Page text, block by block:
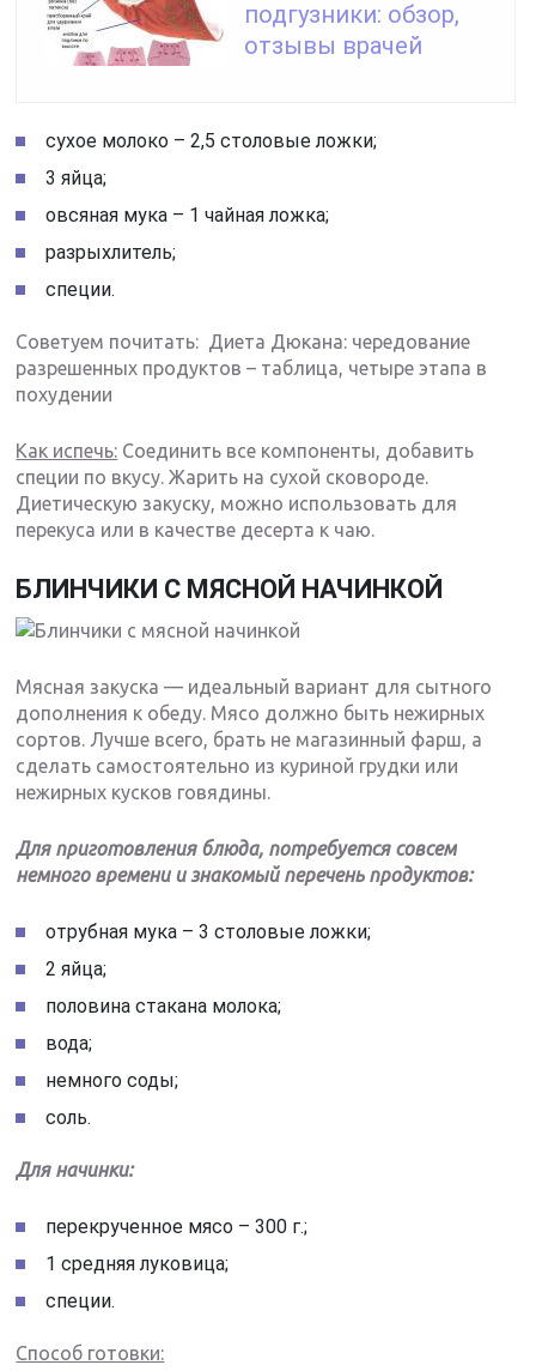
подгузники: обзор,
отзывы врачей
сухое молоко – 2,5 столовые ложки;
3 яйца;
овсяная мука – 1 чайная ложка;
разрыхлитель;
специи.
Советуем почитать: Диета Дюкана: чередование
разрешенных продуктов – таблица, четыре этапа в
похудении
Как испечь: Соединить все компоненты, добавить
специи по вкусу. Жарить на сухой сковороде.
Диетическую закуску, можно использовать для
перекуса или в качестве десерта к чаю.
БЛИНЧИКИ С МЯСНОЙ НАЧИНКОЙ
Мясная закуска — идеальный вариант для сытного
дополнения к обеду. Мясо должно быть нежирных
сортов. Лучше всего, брать не магазинный фарш, а
сделать самостоятельно из куриной грудки или
нежирных кусков говядины.
Для приготовления блюда, потребуется совсем
немного времени и знакомый перечень продуктов:
отрубная мука – 3 столовые ложки;
2 яйца;
половина стакана молока;
вода;
немного соды;
соль.
Для начинки:
перекрученное мясо – 300 г.;
1 средняя луковица;
специи.
Способ готовки: